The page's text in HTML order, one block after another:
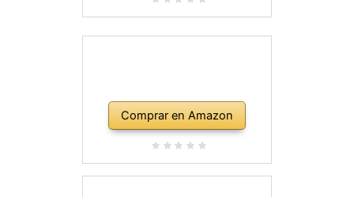
Comprar en Amazon